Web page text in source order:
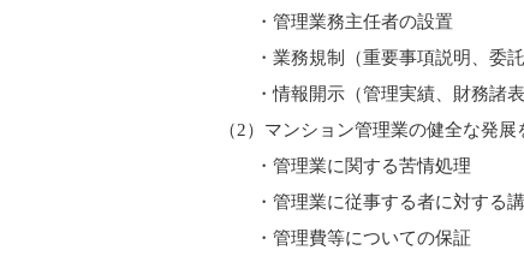
・管理業務主任者の設置
・業務規制（重要事項説明、委託
・情報開示（管理実績、財務諸表
（2）マンション管理業の健全な発展
・管理業に関する苦情処理
・管理業に従事する者に対する
・管理費等についての保証